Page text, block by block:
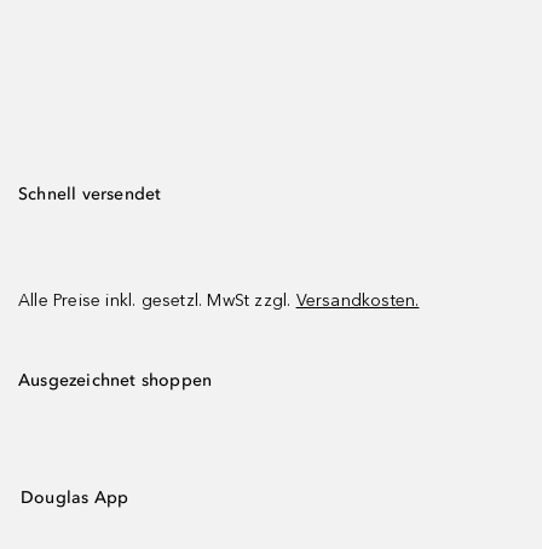
Schnell versendet
Alle Preise inkl. gesetzl. MwSt zzgl. Versandkosten.
Ausgezeichnet shoppen
Douglas App